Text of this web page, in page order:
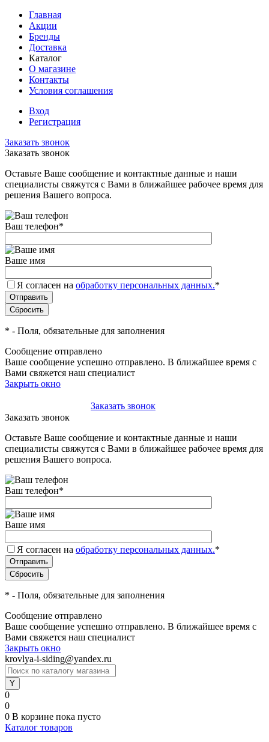
Главная
Акции
Бренды
Доставка
Каталог
О магазине
Контакты
Условия соглашения
Вход
Регистрация
Заказать звонок
Заказать звонок
Оставьте Ваше сообщение и контактные данные и наши
специалисты свяжутся с Вами в ближайшее рабочее время для
решения Вашего вопроса.
Ваш телефон*
Ваше имя
Я согласен на обработку персональных данных.*
* - Поля, обязательные для заполнения
Сообщение отправлено
Ваше сообщение успешно отправлено. В ближайшее время с
Вами свяжется наш специалист
Закрыть окно
Заказать звонок
Заказать звонок
Оставьте Ваше сообщение и контактные данные и наши
специалисты свяжутся с Вами в ближайшее рабочее время для
решения Вашего вопроса.
Ваш телефон*
Ваше имя
Я согласен на обработку персональных данных.*
* - Поля, обязательные для заполнения
Сообщение отправлено
Ваше сообщение успешно отправлено. В ближайшее время с
Вами свяжется наш специалист
Закрыть окно
krovlya-i-siding@yandex.ru
0
0
0 В корзине пока пусто
Каталог товаров